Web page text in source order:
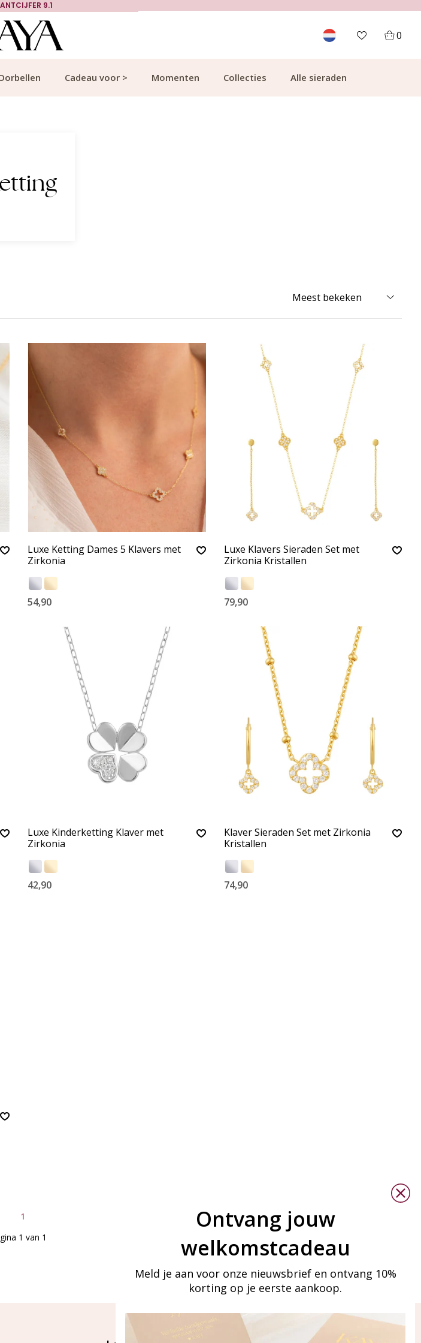
9.1
0
Cadeau voor > Momenten Collecties Alle sieraden
Luxe Ketting Dames 5 Klavers met
Zirkonia
54,90
Luxe Klavers Sieraden Set met
Zirkonia Kristallen
79,90
Luxe Kinderketting Klaver met
Zirkonia
42,90
Klaver Sieraden Set met Zirkonia
Kristallen
74,90
1
1 van 1
Ontvang jouw
welkomstcadeau
Meld je aan voor onze nieuwsbrief en ontvang 10%
korting op je eerste aankoop.